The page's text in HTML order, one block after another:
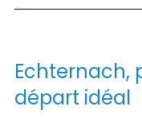
Echternach,
départ idéal